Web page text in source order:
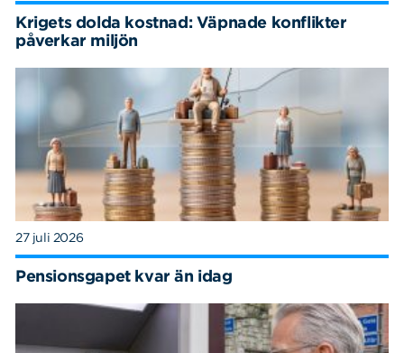
Krigets dolda kostnad: Väpnade konflikter
påverkar miljön
27 juli 2026
Pensionsgapet kvar än idag